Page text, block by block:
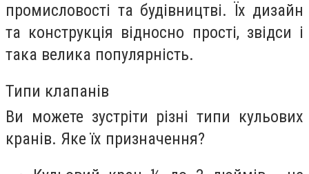
промисловості та будівництві. Їх дизайн
та конструкція відносно прості, звідси і
така велика популярність.
Типи клапанів
Ви можете зустріти різні типи кульових
кранів. Яке їх призначення?